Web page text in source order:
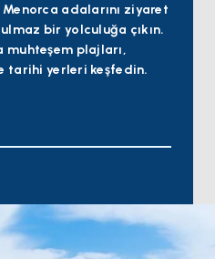
adalarını ziyaret
bir yolculuğa çıkın.
muhteşem plajları,
tarihi yerleri keşfedin.
dolaşabileceğiniz Palma,
(PMI) aracılığıyla
plajlarıyla bilinen İbiza'ya
popüler bir destinasyon
devam edin.